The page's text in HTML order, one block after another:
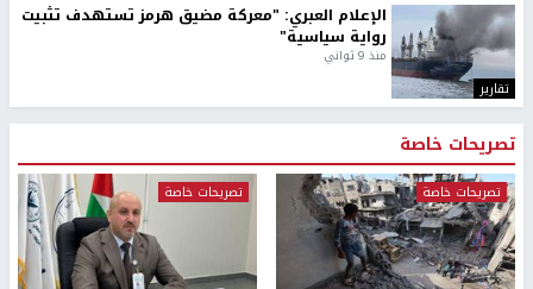
تقارير
الإعلام العبري: "معركة مضيق هرمز تستهدف تثبيت
رواية سياسية"
منذ 9 ثواني
تصريحات خاصة
تصريحات خاصة تصريحات خاصة